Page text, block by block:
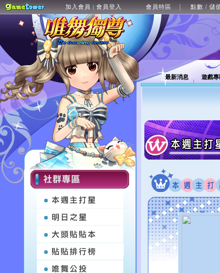
加入會員 | 會員登入 會員特區 點數 / 儲
最新消息 遊戲